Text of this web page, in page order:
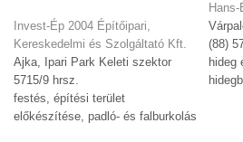
Invest-Ép 2004 Építőipari,
Kereskedelmi és Szolgáltató Kft.
Ajka, Ipari Park Keleti szektor
5715/9 hrsz.
festés, építési terület
előkészítése, padló- és falburkolás
(88)
hideg